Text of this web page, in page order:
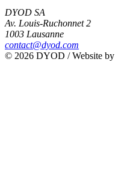
DYOD SA
Av. Louis-Ruchonnet 2
1003 Lausanne
contact@dyod.com
© 2026 DYOD / Website by